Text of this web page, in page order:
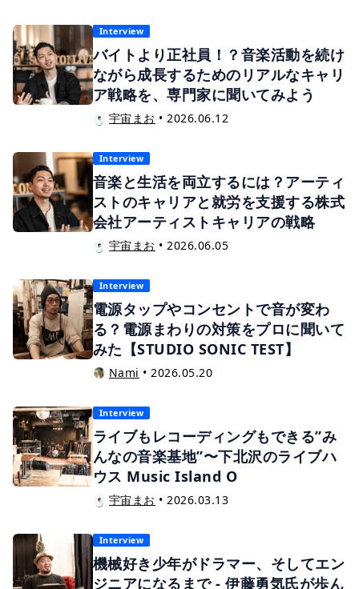
バイトより正社員！？音楽活動を続け
ながら成長するためのリアルなキャリ
ア戦略を、専門家に聞いてみよう
宇宙まお •2026.06.12
音楽と生活を両立するには？アーティ
ストのキャリアと就労を支援する株式
会社アーティストキャリアの戦略
宇宙まお•2026.06.05
電源タップやコンセントで音が変わ
る？電源まわりの対策をプロに聞いて
みた【STUDIO SONIC TEST】
Nami•2026.05.20
ライブもレコーディングもできる”み
んなの音楽基地”〜下北沢のライブハ
ウス Music Island O
宇宙まお•2026.03.13
機械好き少年がドラマー、そしてエン
ジニアになるまで - 伊藤勇気氏が歩ん
だ独自の音楽遍歴